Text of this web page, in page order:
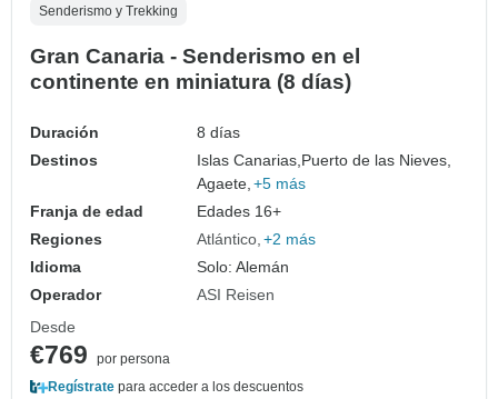
Senderismo y Trekking
Gran Canaria - Senderismo en el
continente en miniatura (8 días)
Duración
8 días
Destinos
Islas Canarias,Puerto de las Nieves,
Agaete, +5 más
Franja de edad
Edades 16+
Regiones
Atlántico +2 más
Idioma
Solo: Alemán
Operador
ASI Reisen
Desde
€769
por persona
Regístrate para acceder a los descuentos